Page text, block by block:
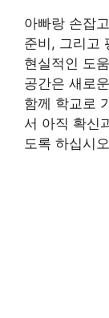
아빠랑 손잡
준비, 그리고
현실적인 도
공간은 새로
함께 학교로
서 아직 확신
도록 하십시